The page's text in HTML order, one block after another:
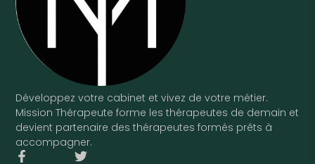
Développez votre cabinet et vivez de votre métier.
Mission Thérapeute forme les thérapeutes de demain et
devient partenaire des thérapeutes formés prêts à
accompagner.
F
T